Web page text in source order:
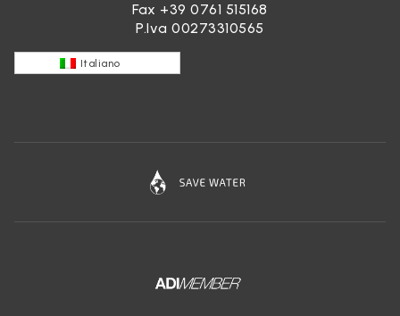
Fax +39 0761 515168
P.Iva 00273310565
Italiano